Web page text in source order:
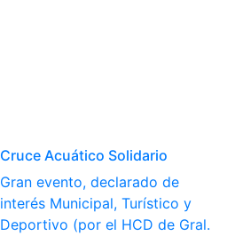
Cruce Acuático Solidario
Gran evento, declarado de
interés Municipal, Turístico y
Deportivo (por el HCD de Gral.